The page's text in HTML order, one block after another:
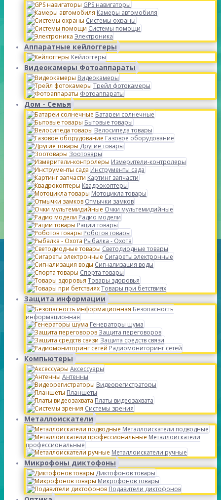
GPS навигаторы
Камеры автомобиля
Системы охраны
Системы помощи
Электроника
Аппаратные кейлоггеры
Кейлоггеры
Видеокамеры Фотоаппараты
Видеокамеры
Трейл фотокамеры
Фотоаппараты
Дом - Семья
Батареи солнечные
Бытовые товары
Велосипеда товары
Газовое оборудование
Другие товары
Зоотовары
Измерители-контролеры
Инструменты сада
Картинг запчасти
Квадрокоптеры
Мотоцикла товары
Отмычки замков
Очки мультемидийные
Радио модели
Рации товары
Роботов товары
Рыбалка - Охота
Светодиодные товары
Сигареты электронные
Сигнализация воды
Спорта товары
Товары здоровья
Товары при бетствиях
Защита информации
Безопасность
информационная
Генераторы шума
Защита переговоров
Защита средств связи
Радиомониторинг сетей
Компьютеры
Аксессуары
Антенны
Видеорегистраторы
Планшеты
Платы видеозахвата
Системы зрения
Металлоискатели
Металлоискатели подводные
Металлоискатели
профессиональные
Металлоискатели ручные
Микрофоны диктофоны
Диктофонов товары
Микрофонов товары
Подавители диктофонов